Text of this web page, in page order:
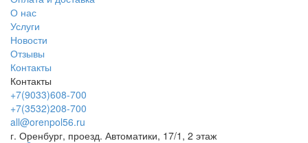
О нас
Услуги
Новости
Отзывы
Контакты
Контакты
+7(9033)608-700
+7(3532)208-700
all@orenpol56.ru
г. Оренбург, проезд. Автоматики, 17/1, 2 этаж